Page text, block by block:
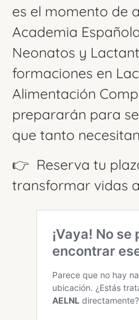
es el momento de
Academia
Neonatos y
formaciones en
Alimentación
prepararán para
que tanto
👉 Reserva tu
transformar vidas